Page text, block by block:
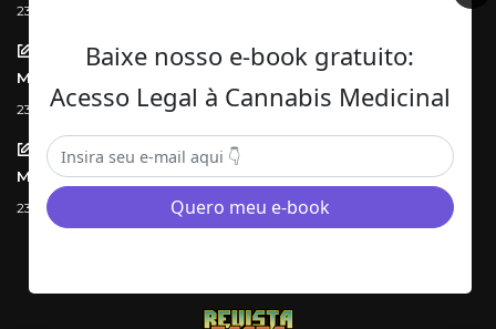
23 de dezembro de 2025
Como a Cannabis está Revolucionando a Medicina
Moderna
23 de dezembro de 2025
Descubra os Benefícios e Desafios da Cannabis
Medicinal: Uma Perspectiva Atual
23 de dezembro de 2025
Baixe nosso e-book gratuito:
Acesso Legal à Cannabis Medicinal